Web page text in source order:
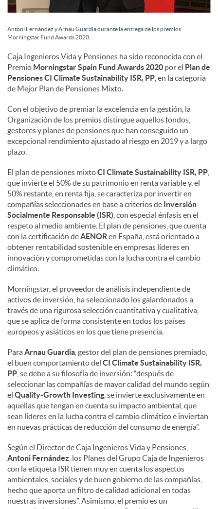
s
Antoni Fernández y Arnau Guardia durante la entrega de los premios
Morningstar Fund Awards 2020.
Caja Ingenieros Vida y Pensiones ha sido reconocida con el
Premio Morningstar Spain Fund Awards 2020 por el Plan de
PensionesCI Climate Sustainability ISR, PP , en la categoria
de Mejor Plan de Pensiones Mixto.
Con el objetivo de premiar la excelencia en la gestión, la
Organización de los premios distingue aquellos fondos,
gestores y planes de pensiones que han conseguido un
excepcional rendimiento ajustado al riesgo en 2019 y a largo
plazo.
El plan de pensiones mixtoCI Climate Sustainability ISR, PP
que invierte el 50% de su patrimonio en renta variable y, el
50% restante, en renta fija, se caracteriza por invertir en
compañías seleccionades en base a criterios de Inversión
Socialmente Responsable (ISR) , con especial énfasis en el
respeto al medio ambiente. El plan de pensiones, que cuenta
con la certificación deAENORen España, está orientado a
obtener rentabilidad sostenible en empresas líderes en
innovación y comprometidas con la lucha contra el cambio
climático.
Morningstar, el proveedor de análisis independiente de
activos de inversión, ha seleccionado los galardonados a
través de una rigurosa selección cuantitativa y cualitativa,
que se aplica de forma consistente en todos los países
europeos y asiáticos en los que tiene presencia.
ParaArnau Guardia , gestor del plan de pensiones premiado,
el buen comportamiento del CI Climate Sustainability ISR,
PP , se debe a su filosofía de inversión: “después de
seleccionar las compañías de mayor calidad del mundo según
el Quality-Growth Investing , se invierte exclusivamente en
aquellas que tengan en cuenta su impacto ambiental, que
sean líderes en la lucha contra el cambio climático e inviertan
en nuevas prácticas de reducción del consumo de energía”.
Según el Director de Caja Ingenieros Vida y Pensiones,
Antoni Fernández , los Planes del Grupo Caja de Ingenieros
con la etiqueta ISR tienen muy en cuenta los aspectos
ambientales, sociales y de buen gobierno de las compañías,
hecho que aporta un filtro de calidad adicional en todas
nuestras inversiones”. Asimismo, el premio es un